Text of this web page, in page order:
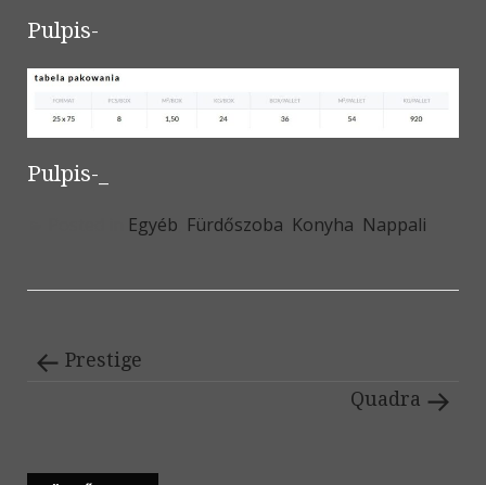
Pulpis-
Pulpis-_
Egyéb Fürdőszoba Konyha Nappali
Prestige
Quadra